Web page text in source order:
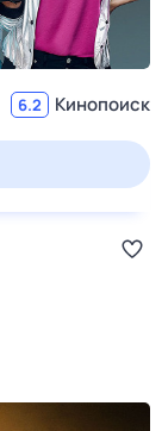
6.2 Кинопоиск